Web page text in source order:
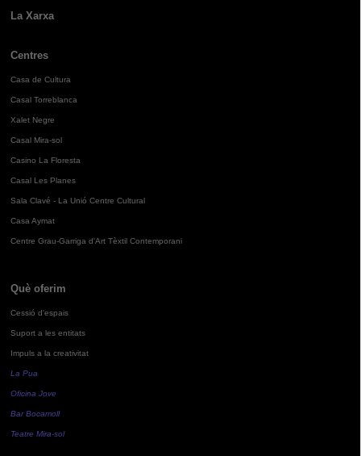
La Xarxa
Centres
Casa de Cultura
Casal Torreblanca
Xalet Negre
Casal Mira-sol
Casino La Floresta
Casal Les Planes
Sala Clavé - La Unió Centre Cultural
Casa Aymat
Centre Grau-Garriga d'Art Tèxtil Contemporani
Què oferim
Cessió d'espais
Suport a les entitats
Impuls a la creativitat
La Pua
Oficina Jove
Bar Bocamoll
Teatre Mira-sol